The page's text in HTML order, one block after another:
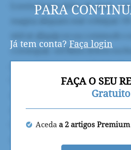
PARA
Já tem conta? Faça login
FAÇA O SEU
Gratuito
Aceda a 2 artigos